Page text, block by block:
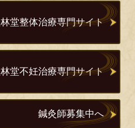
堂整体治療専門サイト
堂不妊治療専門サイト
鍼灸師募集中へ